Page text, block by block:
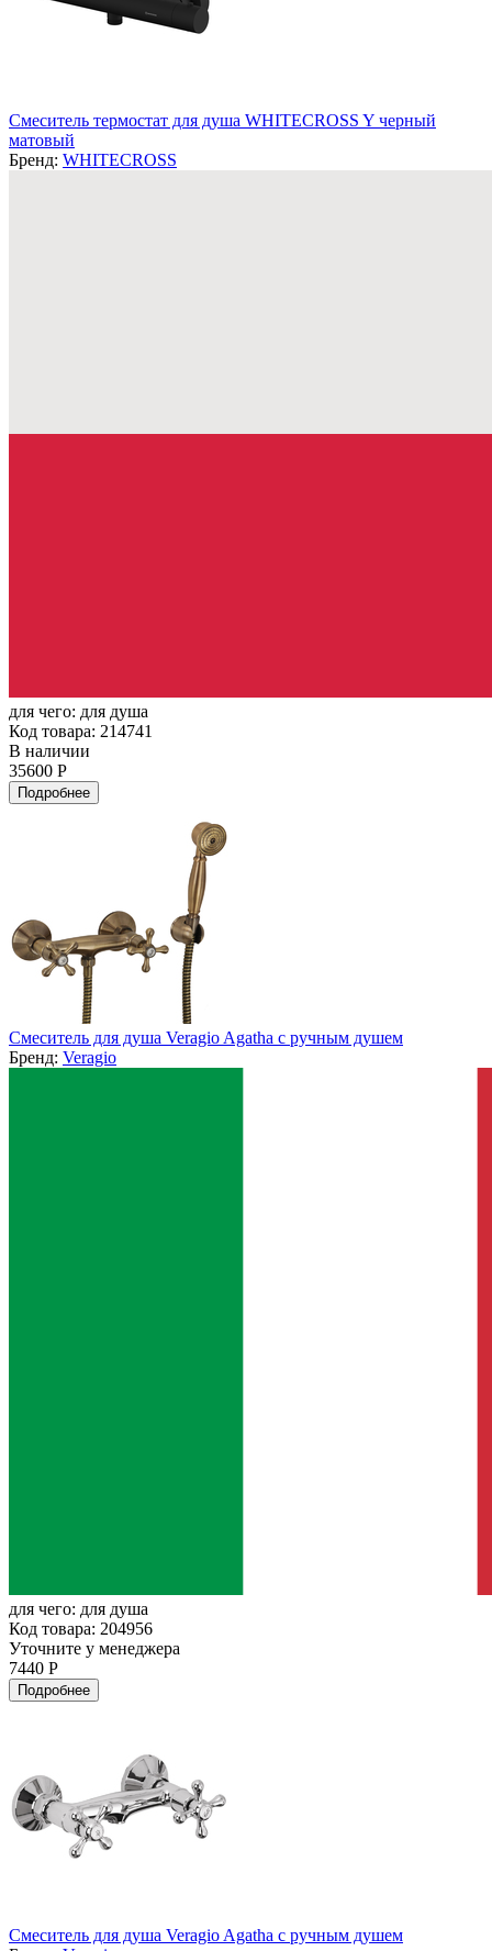
Смеситель термостат для душа WHITECROSS Y черный
матовый
Бренд: WHITECROSS
для чего: для душа
Код товара: 214741
В наличии
35600 Р
Подробнее
Смеситель для душа Veragio Agatha с ручным душем
Бренд: Veragio
для чего: для душа
Код товара: 204956
Уточните у менеджера
7440 Р
Подробнее
Смеситель для душа Veragio Agatha с ручным душем